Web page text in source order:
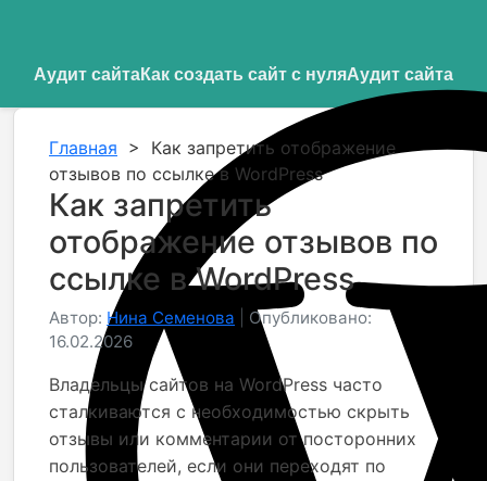
Аудит сайтаКак создать сайт с нуляАудит сайта
Главная > Как запретить отображение
отзывов по ссылке в WordPress
Как запретить
отображение отзывов по
ссылке в WordPress
Автор: Нина Семенова
Опубликовано:
16.02.2026
Владельцы сайтов на WordPress часто
сталкиваются с необходимостью скрыть
отзывы или комментарии от посторонних
пользователей, если они переходят по